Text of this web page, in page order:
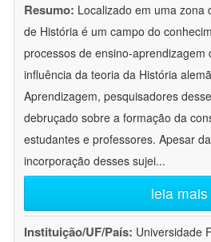
Resumo: Localizado em uma zona
de História é um campo do
processos de ensino-aprendizagem
influência da teoria da História
Aprendizagem, pesquisadores
debruçado sobre a formação da
estudantes e professores. Apesar
incorporação desses sujei...
leia mais
Instituição/UF/País: Universidade